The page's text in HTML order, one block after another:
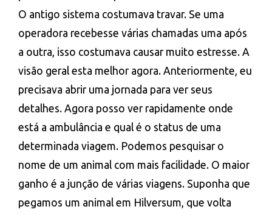
O antigo sistema costumava travar. Se uma
operadora recebesse várias chamadas uma após
a outra, isso costumava causar muito estresse. A
visão geral esta melhor agora. Anteriormente, eu
precisava abrir uma jornada para ver seus
detalhes. Agora posso ver rapidamente onde
está a ambulância e qual é o status de uma
determinada viagem. Podemos pesquisar o
nome de um animal com mais facilidade. O maior
ganho é a junção de várias viagens. Suponha que
pegamos um animal em Hilversum, que volta